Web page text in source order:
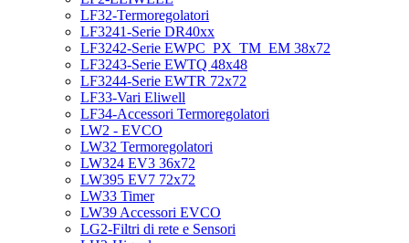
LF32-Termoregolatori
LF3241-Serie DR40xx
LF3242-Serie EWPC_PX_TM_EM 38x72
LF3243-Serie EWTQ 48x48
LF3244-Serie EWTR 72x72
LF33-Vari Eliwell
LF34-Accessori Termoregolatori
LW2 - EVCO
LW32 Termoregolatori
LW324 EV3 36x72
LW395 EV7 72x72
LW33 Timer
LW39 Accessori EVCO
LG2-Filtri di rete e Sensori